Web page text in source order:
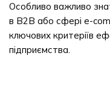
Особливо важливо
в B2B або сфері e-
ключових критеріїв
підприємства.